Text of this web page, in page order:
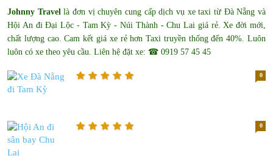
Johnny Travellà đơn vị chuyên cung cấp dịch vụ xe taxi từ Đà Nẵng và
Hội An đi Đại Lộc - Tam Kỳ - Núi Thành - Chu Lai giá rẻ. Xe đời mới,
chất lượng cao. Cam kết giá xe rẻ hơn Taxi truyền thống đến 40%. Luôn
luôn có xe theo yêu cầu. Liên hệ đặt xe: ☎ 0919 57 45 45
0
0